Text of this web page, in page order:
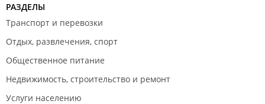
РАЗДЕЛЫ
Транспорт и перевозки
Отдых, развлечения, спорт
Общественное питание
Недвижимость, строительство и ремонт
Услуги населению